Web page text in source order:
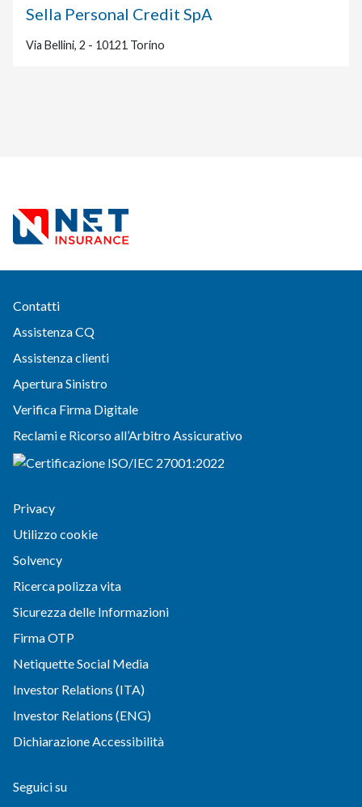
Sella Personal Credit SpA
Via Bellini, 2 - 10121 Torino
Contatti
Assistenza CQ
Assistenza clienti
Apertura Sinistro
Verifica Firma Digitale
Reclami e Ricorso all’Arbitro Assicurativo
Privacy
Utilizzo cookie
Solvency
Ricerca polizza vita
Sicurezza delle Informazioni
Firma OTP
Netiquette Social Media
Investor Relations (ITA)
Investor Relations (ENG)
Dichiarazione Accessibilità
Seguici su